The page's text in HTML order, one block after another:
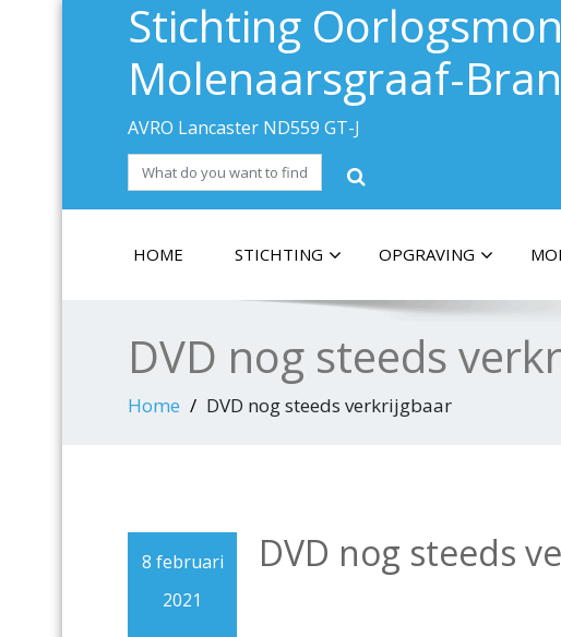
Stichting
Molenaarsgraaf-
AVRO Lancaster ND559 GT-J
HOME STICHTING OPGRAVING
DVD nog steeds
Home DVD nog steeds verkrijgbaar
8 februari
2021
DVD nog steeds